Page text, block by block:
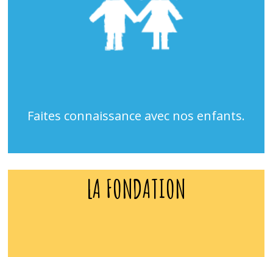
Faites connaissance avec nos enfants.
LA FONDATION